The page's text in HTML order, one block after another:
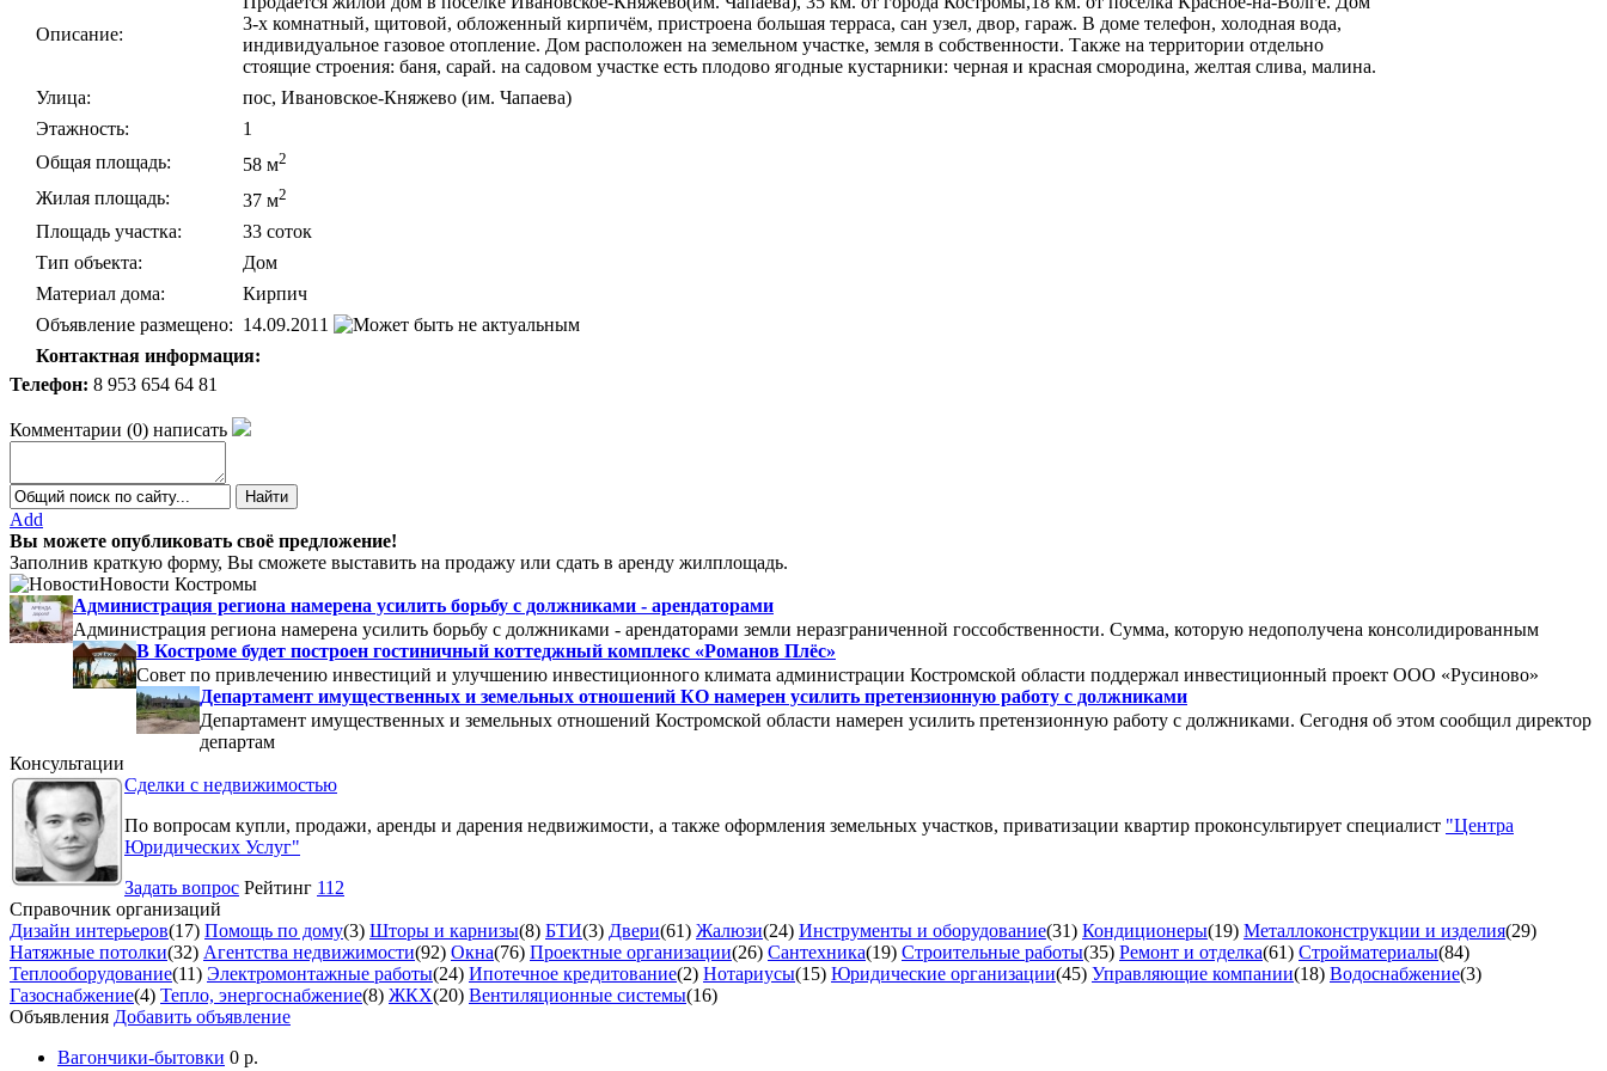
Описание:
3-х комнатный, щитовой, обложенный кирпичём, пристроена большая терраса, сан узел, двор, гараж. В доме телефон, холодная вода,
индивидуальное газовое отопление. Дом расположен на земельном участке, земля в собственности. Также на территории отдельно
стоящие строения: баня, сарай. на садовом участке есть плодово ягодные кустарники: черная и красная смородина, желтая слива, малина.
Улица:
пос, Ивановское-Княжево (им. Чапаева)
Этажность:
1
Общая площадь:
58 м2
Жилая площадь: 37 м2
Площадь участка:
33 соток
Тип объекта:
Дом
Материал дома:
Кирпич
Объявление размещено: 14.09.2011
Контактная информация:
Телефон: 8 953 654 64 81
Комментарии (0) написать
Add
Вы можете опубликовать своё предложение!
Заполнив краткую форму, Вы сможете выставить на продажу или сдать в аренду жилплощадь.
Новости Костромы
Администрация региона намерена усилить борьбу с должниками - арендаторами
Администрация региона намерена усилить борьбу с должниками - арендаторами земли неразграниченной госсобственности. Сумма, которую недополучена консолидированным
В Костроме будет построен гостиничный коттеджный комплекс «Романов Плёс»
Совет по привлечению инвестиций и улучшению инвестиционного климата администрации Костромской области поддержал инвестиционный проект ООО «Русиново»
Департамент имущественных и земельных отношений КО намерен усилить претензионную работу с должниками
Департамент имущественных и земельных отношений Костромской области намерен усилить претензионную работу с должниками. Сегодня об этом сообщил директор
департам
Консультации
Сделки с недвижимостью
По вопросам купли, продажи, аренды и дарения недвижимости, а также оформления земельных участков, приватизации квартир проконсультирует специалист "Центра
Юридических Услуг"
Задать вопрос Рейтинг 112
Справочник организаций
Дизайн интерьеров(17) Помощь по дому(3) Шторы и карнизы(8) БТИ(3) Двери(61) Жалюзи(24) Инструменты и оборудование(31) Кондиционеры(19) Металлоконструкции и изделия(29)
Натяжные потолки(32) Агентства недвижимости(92) Окна(76) Проектные организации(26) Сантехника(19) Строительные работы(35) Ремонт и отделка(61) Стройматериалы(84)
Теплооборудование(11) Электромонтажные работы(24) Ипотечное кредитование(2) Нотариусы(15) Юридические организации(45) Управляющие компании(18) Водоснабжение(3)
Газоснабжение(4) Тепло, энергоснабжение(8) ЖКХ(20) Вентиляционные системы(16)
Объявления Добавить объявление
Вагончики-бытовки 0 р.